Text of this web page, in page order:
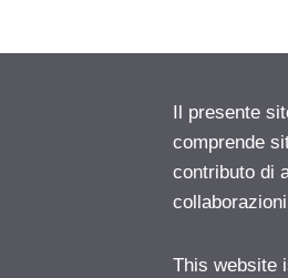
Il presente
comprende
contributo di
This website